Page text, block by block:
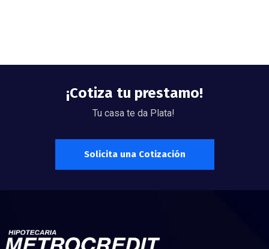
¡Cotiza tu prestamo!
Tu casa te da Plata!
Solicita una Cotización